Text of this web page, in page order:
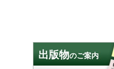
出版物のご案内